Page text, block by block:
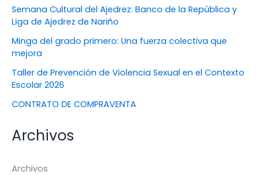
Semana Cultural del Ajedrez: Banco de la República y
Liga de Ajedrez de Nariño
Minga del grado primero: Una fuerza colectiva que
mejora
Taller de Prevención de Violencia Sexual en el Contexto
Escolar 2026
CONTRATO DE COMPRAVENTA
Archivos
Archivos